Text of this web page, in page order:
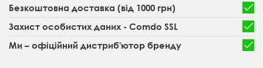
Безкоштовна доставка (від 1000 грн)
Захист особистих даних - Comdo SSL
Ми – офіційний дистриб'ютор бренду